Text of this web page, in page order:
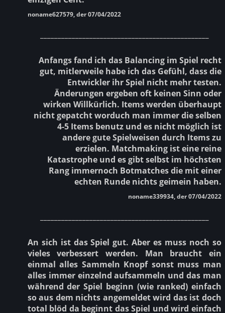
noname627579, der 07/04/2022
Anfangs fand ich das Balancing im Spiel recht
gut, mitlerweile habe ich das Gefühl, dass die
Entwickler ihr Spiel nicht mehr testen.
Änderungen ergeben oft keinen Sinn oder
wirken Willkürlich. Items werden überhaupt
nicht gepatcht worduch man immer die selben
4-5 Items benutz und es nicht möglich ist
andere gute Spielweisen durch Items zu
erzielen. Matchmaking ist eine reine
Katastrophe und es gibt selbst im höchsten
Rang immernoch Botmatches die mit einer
echten Runde nichts geimein haben.
noname339934, der 07/04/2022
An sich ist das Spiel gut. Aber es muss noch so
vieles verbessert werden. Man braucht ein
einmal alles Sammeln Knopf sonst muss man
alles immer einzelnd aufsammeln und das man
während der Spiel beginn (wie ranked) einfach
so aus dem nichts angemeldet wird das ist doch
total blöd da beginnt das Spiel und wird einfach